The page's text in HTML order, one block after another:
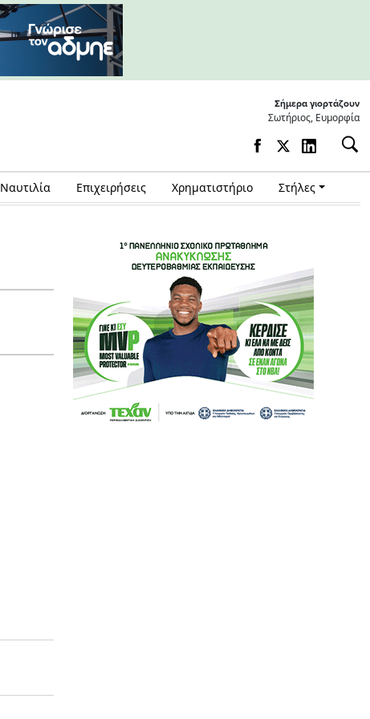
Σήμερα γιορτάζουν
Σωτήριος, Ευμορφία
Ναυτιλία Επιχειρήσεις Χρηματιστήριο Στήλες